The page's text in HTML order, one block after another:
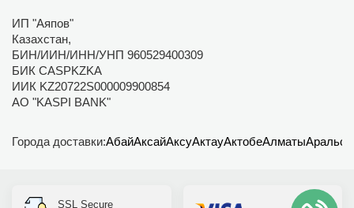
ИП "Аяпов"
Казахстан,
БИН/ИИН/ИНН/УНП 960529400309
БИК CASPKZKA
ИИК KZ20722S000009900854
АО "KASPI BANK"
Города доставки:АбайАксайАксуАктауАктобеАлматыАральск
SSL Secure